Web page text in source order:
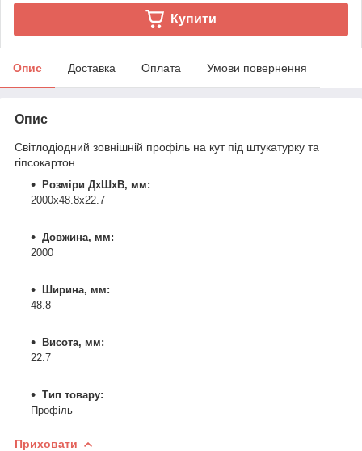
Купити
Опис Доставка Оплата Умови повернення
Опис
Світлодіодний зовнішній профіль на кут під штукатурку та
гіпсокартон
Розміри ДхШхВ, мм:
2000х48.8х22.7
Довжина, мм:
2000
Ширина, мм:
48.8
Висота, мм:
22.7
Тип товару:
Профіль
Приховати